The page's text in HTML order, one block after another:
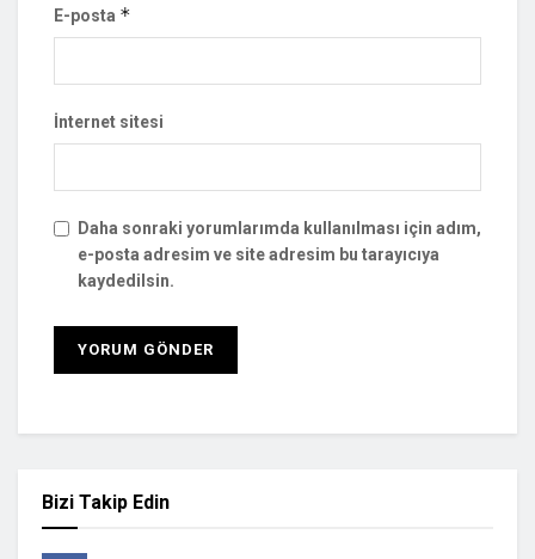
E-posta *
İnternet sitesi
Daha sonraki yorumlarımda kullanılması için adım,
e-posta adresim ve site adresim bu tarayıcıya
kaydedilsin.
Bizi Takip Edin